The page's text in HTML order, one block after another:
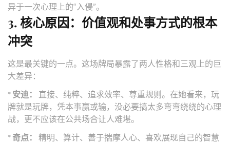
异于一次心理上的“入侵”。
3. 核心原因：价值观和处事方式的根本
冲突
这是最关键的一点。这场牌局暴露了两人性格和三观上的巨
大差异：
* 安迪：
直接、纯粹、追求效率、尊重规则。在她看来，玩
牌就是玩牌，凭本事赢或输，没必要搞太多弯弯绕绕的心理
战，更不应该在公共场合让人难堪。
* 奇点：
精明、算计、善于揣摩人心、喜欢展现自己的智慧